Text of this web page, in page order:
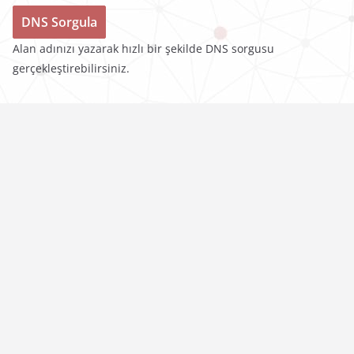
Alan adınızı yazarak hızlı bir şekilde DNS sorgusu
gerçekleştirebilirsiniz.